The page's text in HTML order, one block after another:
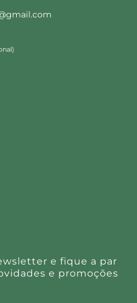
e fique a par
e promoções